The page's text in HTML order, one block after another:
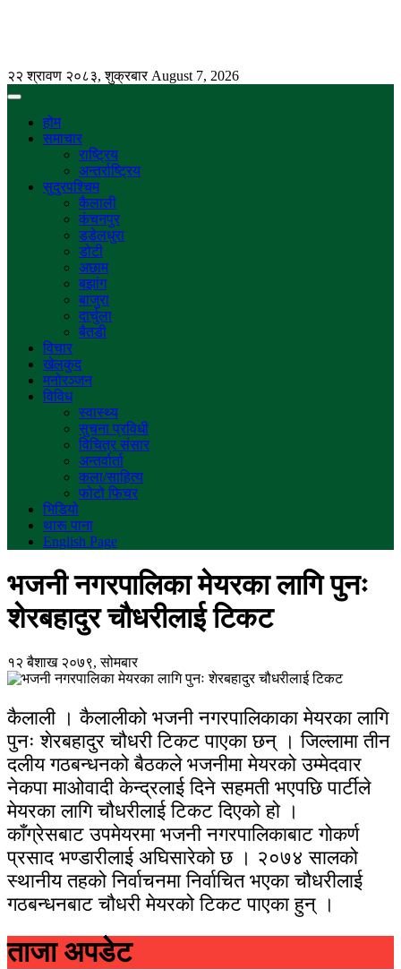
२२ श्रावण २०८३, शुक्रबार August 7, 2026
होम
समाचार
राष्ट्रिय
अन्तर्राष्ट्रिय
सुदुरपश्चिम
कैलाली
कंचनपुर
डडेलधुरा
डोटी
अछाम
बझांग
बाजुरा
दार्चुला
बैतडी
विचार
खेलकुद
मनोरञ्जन
विविध
स्वास्थ्य
सुचना प्रविधी
विचित्र संसार
अन्तर्वार्ता
कला/साहित्य
फोटो फिचर
भिडियो
थारू पाना
English Page
भजनी नगरपालिका मेयरका लागि पुनः
शेरबहादुर चौधरीलाई टिकट
१२ बैशाख २०७९, सोमबार
कैलाली । कैलालीको भजनी नगरपालिकाका मेयरका लागि
पुनः शेरबहादुर चौधरी टिकट पाएका छन् । जिल्लामा तीन
दलीय गठबन्धनको बैठकले भजनीमा मेयरको उम्मेदवार
नेकपा माओवादी केन्द्रलाई दिने सहमती भएपछि पार्टीले
मेयरका लागि चौधरीलाई टिकट दिएको हो ।
काँग्रेसबाट उपमेयरमा भजनी नगरपालिकाबाट गोकर्ण
प्रसाद भण्डारीलाई अघिसारेको छ । २०७४ सालको
स्थानीय तहको निर्वाचनमा निर्वाचित भएका चौधरीलाई
गठबन्धनबाट चौधरी मेयरको टिकट पाएका हुन् ।
ताजा अपडेट